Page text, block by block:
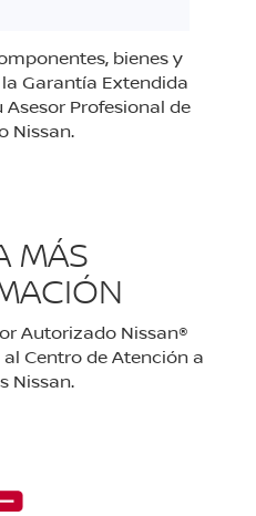
bienes y
Garantía Extendida
Profesional de
Nissan.
MÁS
Autorizado Nissan®
Centro de Atención a
Nissan.